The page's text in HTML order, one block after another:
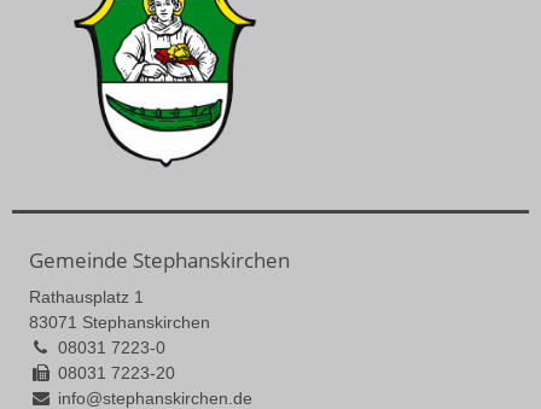
Gemeinde Stephanskirchen
Rathausplatz 1
83071 Stephanskirchen
08031 7223-0
08031 7223-20
info@stephanskirchen.de